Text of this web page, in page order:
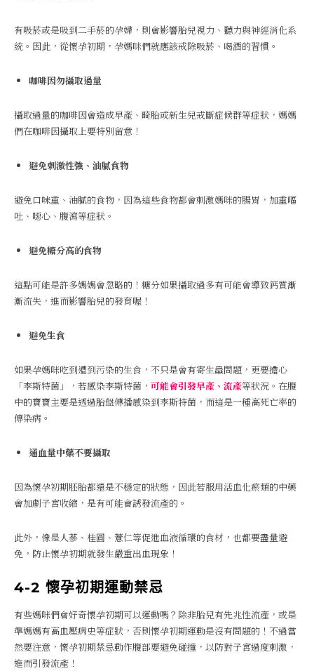
有吸菸或是吸到二手菸的孕婦，則會影響胎兒視力、聽力與神經消化系
統。因此，從懷孕初期，孕媽咪們就應該戒除吸菸、喝酒的習慣。
咖啡因勿攝取過量
攝取過量的咖啡因會造成早產、畸胎或新生兒戒斷症候群等症狀，媽媽
們在咖啡因攝取上要特別留意！
避免刺激性強、油膩食物
避免口味重、油膩的食物，因為這些食物都會刺激媽咪的腸胃，加重嘔
吐、噁心、腹瀉等症狀。
避免糖分高的食物
這點可能是許多媽媽會忽略的！糖分如果攝取過多有可能會導致鈣質漸
漸流失，進而影響胎兒的發育喔！
避免生食
如果孕媽咪吃到遭到污染的生食，不只是會有寄生蟲問題，更要擔心
「李斯特菌」，若感染李斯特菌， 可能會引發早產、流產等狀況。在腹
中的寶寶主要是透過胎盤傳播感染到李斯特菌，而這是一種高死亡率的
傳染病。
通血量中藥不要攝取
因為懷孕初期胚胎都還是不穩定的狀態，因此若服用活血化瘀類的中藥
會加劇子宮收縮，是有可能會誘發流產的。
此外，像是人蔘、桂圓、薏仁等促進血液循環的食材，也都要盡量避
免，防止懷孕初期就發生嚴重出血現象！
4-2 懷孕初期運動禁忌
有些媽咪們會好奇懷孕初期可以運動嗎？除非胎兒有先兆性流產，或是
準媽媽有高血壓病史等症狀，否則懷孕初期運動是沒有問題的！不過當
然要注意，懷孕初期禁忌動作腹部要避免碰撞，以防對子宮過度刺激，
進而引發流產！